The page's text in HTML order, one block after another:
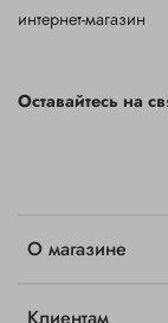
О магазине
Клиентам
интернет-магазин
Оставайтесь на